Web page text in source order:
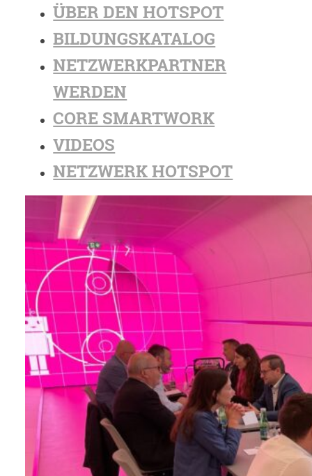
ÜBER DEN HOTSPOT
BILDUNGSKATALOG
NETZWERKPARTNER
WERDEN
CORE SMARTWORK
VIDEOS
NETZWERK HOTSPOT